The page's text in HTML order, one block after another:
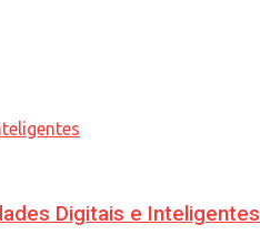
Digitais e Inteligentes